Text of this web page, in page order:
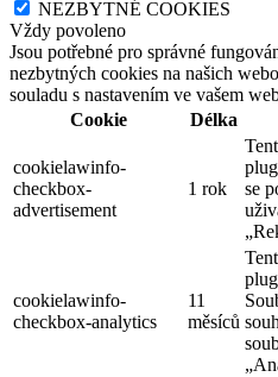
NEZBYTNÉ COOKIES
Vždy povoleno
Jsou potřebné pro správné
nezbytných cookies na našich
souladu s nastavením ve vašem
Cookie
Délka
cookielawinfo-
checkbox-
advertisement
1 rok
se
cookielawinfo-
checkbox-analytics
11
měsíců